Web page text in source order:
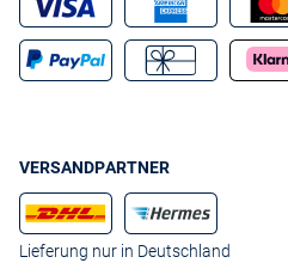
VERSANDPARTNER
Lieferung nur in Deutschland